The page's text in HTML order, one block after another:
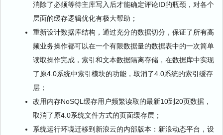
消除了必须等待主库写入后才能确定评论ID的瓶颈，对各个
层面的缓存逻辑优化有极大帮助；
重新设计数据库结构，通过充分的数据切分，保证了所有高
频业务操作都可以在一个有限数据量的数据表中的一次简单
读取操作完成，索引和文本数据隔离存储，在数据库中实现
了原4.0系统中索引模块的功能，取消了4.0系统的索引缓存
层；
改用内存NoSQL缓存用户频繁读取的最新10到20页数据，
取消了原4.0系统文件方式的页面缓存层；
系统运行环境迁移到新浪云的内部版本：新浪动态平台，设